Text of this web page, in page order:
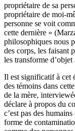
propriétaire de sa
propriétaire de moi-
personne se voit
cette dernière »
philosophiques nous
des corps, les faisant
les transforme d’objet
Il est significatif à cet
des témoins dans
de la mère,
déclare à propos du
c’est pas des
forme de